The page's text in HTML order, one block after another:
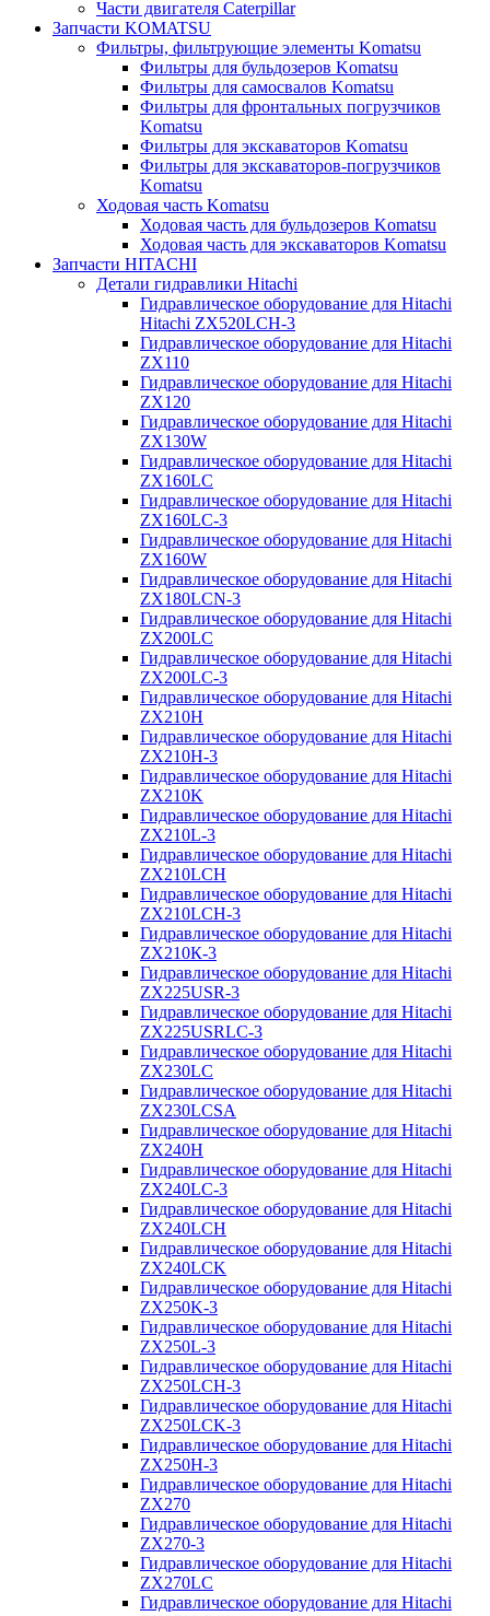
Части двигателя Caterpillar
Запчасти KOMATSU
Фильтры, фильтрующие элементы Komatsu
Фильтры для бульдозеров Komatsu
Фильтры для самосвалов Komatsu
Фильтры для фронтальных погрузчиков
Komatsu
Фильтры для экскаваторов Komatsu
Фильтры для экскаваторов-погрузчиков
Komatsu
Ходовая часть Komatsu
Ходовая часть для бульдозеров Komatsu
Ходовая часть для экскаваторов Komatsu
Запчасти HITACHI
Детали гидравлики Hitachi
Гидравлическое оборудование для Hitachi
Hitachi ZX520LCH-3
Гидравлическое оборудование для Hitachi
ZX110
Гидравлическое оборудование для Hitachi
ZX120
Гидравлическое оборудование для Hitachi
ZX130W
Гидравлическое оборудование для Hitachi
ZX160LC
Гидравлическое оборудование для Hitachi
ZX160LC-3
Гидравлическое оборудование для Hitachi
ZX160W
Гидравлическое оборудование для Hitachi
ZX180LCN-3
Гидравлическое оборудование для Hitachi
ZX200LC
Гидравлическое оборудование для Hitachi
ZX200LC-3
Гидравлическое оборудование для Hitachi
ZX210H
Гидравлическое оборудование для Hitachi
ZX210H-3
Гидравлическое оборудование для Hitachi
ZX210K
Гидравлическое оборудование для Hitachi
ZX210L-3
Гидравлическое оборудование для Hitachi
ZX210LCH
Гидравлическое оборудование для Hitachi
ZX210LCH-3
Гидравлическое оборудование для Hitachi
ZX210К-3
Гидравлическое оборудование для Hitachi
ZX225USR-3
Гидравлическое оборудование для Hitachi
ZX225USRLC-3
Гидравлическое оборудование для Hitachi
ZX230LC
Гидравлическое оборудование для Hitachi
ZX230LCSA
Гидравлическое оборудование для Hitachi
ZX240H
Гидравлическое оборудование для Hitachi
ZX240LC-3
Гидравлическое оборудование для Hitachi
ZX240LCH
Гидравлическое оборудование для Hitachi
ZX240LCK
Гидравлическое оборудование для Hitachi
ZX250K-3
Гидравлическое оборудование для Hitachi
ZX250L-3
Гидравлическое оборудование для Hitachi
ZX250LCH-3
Гидравлическое оборудование для Hitachi
ZX250LCK-3
Гидравлическое оборудование для Hitachi
ZX250Н-3
Гидравлическое оборудование для Hitachi
ZX270
Гидравлическое оборудование для Hitachi
ZX270-3
Гидравлическое оборудование для Hitachi
ZX270LC
Гидравлическое оборудование для Hitachi